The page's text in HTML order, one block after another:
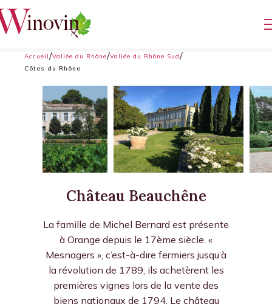
Accueil Vallée du Rhône Vallée du Rhône Sud
Côtes du Rhône
Château Beauchêne
La famille de Michel Bernard est présente
à Orange depuis le 17ème siècle. «
Mesnagers », c’est-à-dire fermiers jusqu’à
la révolution de 1789, ils achetèrent les
premières vignes lors de la vente des
biens nationaux de 1794. Le château